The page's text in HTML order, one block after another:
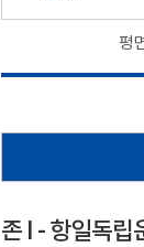
평
존 I - 항일독립